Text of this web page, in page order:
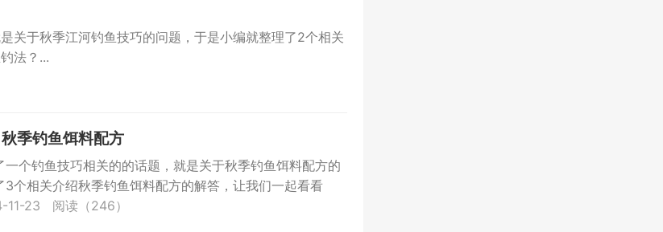
关于秋季江河钓鱼技巧的问题，于是小编就整理了2个相关
法？...
季钓鱼饵料配方
一个钓鱼技巧相关的的话题，就是关于秋季钓鱼饵料配方的
3个相关介绍秋季钓鱼饵料配方的解答，让我们一起看看
11-23 阅读（246）